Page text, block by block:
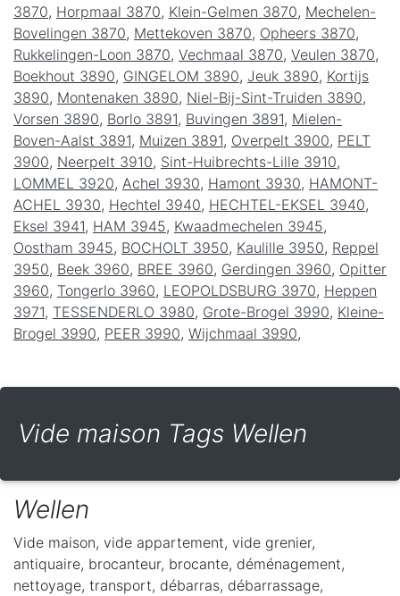
3870, Horpmaal 3870, Klein-Gelmen 3870, Mechelen-
Bovelingen 3870, Mettekoven 3870, Opheers 3870,
Rukkelingen-Loon 3870, Vechmaal 3870, Veulen 3870,
Boekhout 3890, GINGELOM 3890, Jeuk 3890, Kortijs
3890, Montenaken 3890, Niel-Bij-Sint-Truiden 3890,
Vorsen 3890, Borlo 3891, Buvingen 3891, Mielen-
Boven-Aalst 3891, Muizen 3891, Overpelt 3900, PELT
3900, Neerpelt 3910, Sint-Huibrechts-Lille 3910,
LOMMEL 3920, Achel 3930, Hamont 3930, HAMONT-
ACHEL 3930, Hechtel 3940, HECHTEL-EKSEL 3940,
Eksel 3941, HAM 3945, Kwaadmechelen 3945,
Oostham 3945, BOCHOLT 3950, Kaulille 3950, Reppel
3950, Beek 3960, BREE 3960, Gerdingen 3960, Opitter
3960, Tongerlo 3960, LEOPOLDSBURG 3970, Heppen
3971, TESSENDERLO 3980, Grote-Brogel 3990, Kleine-
Brogel 3990, PEER 3990, Wijchmaal 3990,
Vide maison Tags Wellen
Wellen
Vide maison, vide appartement, vide grenier,
antiquaire, brocanteur, brocante, déménagement,
nettoyage, transport, débarras, débarrassage,